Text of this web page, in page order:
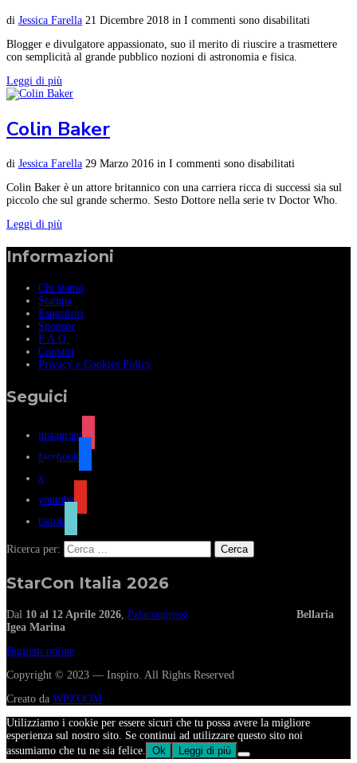
di Jessica Farella 21 Dicembre 2018 in I commenti sono disabilitati
Blogger e divulgatore appassionato, suo il merito di riuscire a trasmettere
con semplicità al grande pubblico nozioni di astronomia e fisica.
Leggi di più
Colin Baker
di Jessica Farella 29 Marzo 2016 in I commenti sono disabilitati
Colin Baker è un attore britannico con una carriera ricca di successi sia sul
piccolo che sul grande schermo. Sesto Dottore nella serie tv Doctor Who.
Leggi di più
Informazioni
Chi siamo
Stampa
Espositori
Sponsor
F.A.Q.
Contatti
Privacy e Cookies Policy
Seguici
instagram
facebook
x
youtube
tiktok
Ricerca per:
StarCon Italia 2026
Dal 10 al 12 Aprile 2026 Palacongressi
Bellaria
Igea Marina
Biglietti online
Copyright © 2023 — Inspiro. All Rights Reserved
Creato da WPZOOM
Utilizziamo i cookie per essere sicuri che tu possa avere la migliore
esperienza sul nostro sito. Se continui ad utilizzare questo sito noi
assumiamo che tu ne sia felice.
Ok Leggi di più